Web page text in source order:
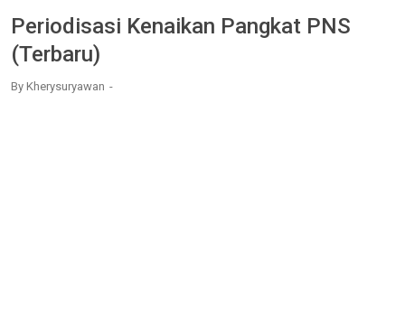
Periodisasi Kenaikan Pangkat PNS
(Terbaru)
By Kherysuryawan